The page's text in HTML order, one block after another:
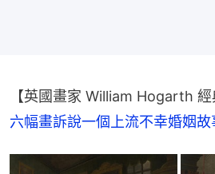
【英國畫家 William Hogarth 經
六幅畫訴說一個上流不幸婚姻故